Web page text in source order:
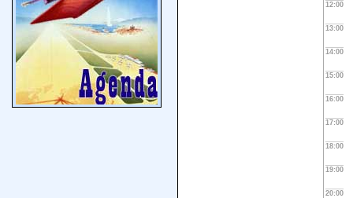
12:00
13:00
14:00
15:00
16:00
17:00
18:00
19:00
20:00